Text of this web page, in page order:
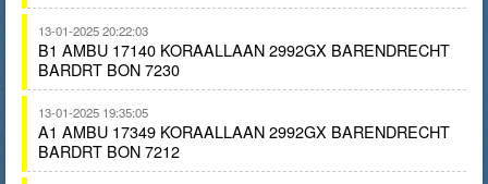
13-01-2025 20:22:03
B1 AMBU 17140 KORAALLAAN 2992GX BARENDRECHT
BARDRT BON 7230
13-01-2025 19:35:05
A1 AMBU 17349 KORAALLAAN 2992GX BARENDRECHT
BARDRT BON 7212